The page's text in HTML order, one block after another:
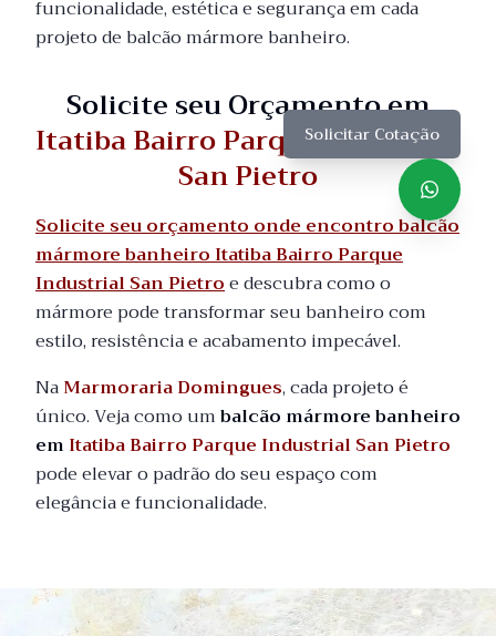
funcionalidade, estética e segurança em cada
projeto de balcão mármore banheiro.
Solicite seu Orçamento em
Itatiba Bairro Parque Industrial
San Pietro
Solicite seu orçamento onde encontro balcão
mármore banheiro Itatiba Bairro Parque
Industrial San Pietroe descubra como o
mármore pode transformar seu banheiro com
estilo, resistência e acabamento impecável.
NaMarmoraria Domingues, cada projeto é
único. Veja como umbalcão mármore banheiro
emItatiba Bairro Parque Industrial San Pietro
pode elevar o padrão do seu espaço com
elegância e funcionalidade.
Solicitar Cotação